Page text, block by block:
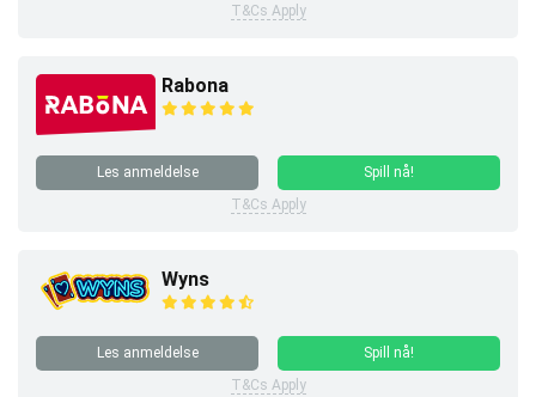
T&Cs Apply
Rabona
Les anmeldelse
Spill nå!
T&Cs Apply
Wyns
Les anmeldelse
Spill nå!
T&Cs Apply